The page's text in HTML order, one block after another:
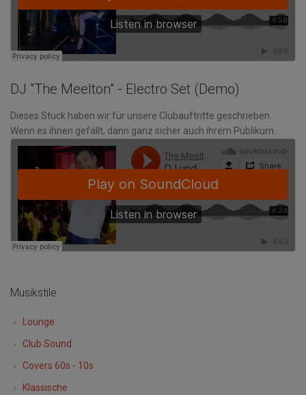
DJ "The Meelton" - Electro Set (Demo)
Dieses Stück haben wir für unsere Clubauftritte geschrieben.
Wenn es ihnen gefällt, dann ganz sicher auch ihrem Publikum.
Musikstile
Lounge
Club Sound
Covers 60s - 10s
Klassische